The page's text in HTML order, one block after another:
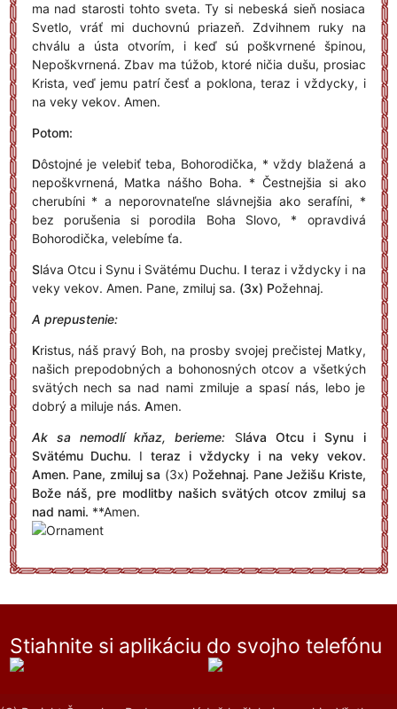
ma nad starosti tohto sveta. Ty si nebeská sieň nosiaca
Svetlo, vráť mi duchovnú priazeň. Zdvihnem ruky na
chválu a ústa otvorím, i keď sú poškvrnené špinou,
Nepoškvrnená. Zbav ma túžob, ktoré ničia dušu, prosiac
Krista, veď jemu patrí česť a poklona, teraz i vždycky, i
na veky vekov. Amen.
Potom:
Dôstojné je velebiť teba, Bohorodička, * vždy blažená a
nepoškvrnená, Matka nášho Boha. * Čestnejšia si ako
cherubíni * a neporovnateľne slávnejšia ako serafíni, *
bez porušenia si porodila Boha Slovo, * opravdivá
Bohorodička, velebíme ťa.
Sláva Otcu i Synu i Svätému Duchu. I teraz i vždycky i na
veky vekov. Amen. Pane, zmiluj sa. (3x) Požehnaj.
A prepustenie:
Kristus, náš pravý Boh, na prosby svojej prečistej Matky,
našich prepodobných a bohonosných otcov a všetkých
svätých nech sa nad nami zmiluje a spasí nás, lebo je
dobrý a miluje nás. Amen.
Ak sa nemodlí kňaz, berieme: Sláva Otcu i Synu i
Svätému Duchu. I teraz i vždycky i na veky vekov.
Amen. Pane, zmiluj sa (3x) Požehnaj. Pane Ježišu Kriste,
Bože náš, pre modlitby našich svätých otcov zmiluj sa
nad nami. **Amen.
Stiahnite si aplikáciu do svojho telefónu